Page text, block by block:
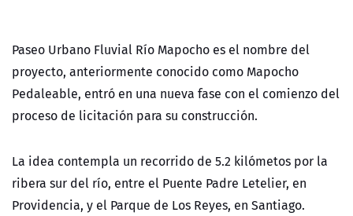
Paseo Urbano Fluvial Río Mapocho es el nombre del
proyecto, anteriormente conocido como Mapocho
Pedaleable, entró en una nueva fase con el comienzo del
proceso de licitación para su construcción.
La idea contempla un recorrido de 5.2 kilómetos por la
ribera sur del río, entre el Puente Padre Letelier, en
Providencia, y el Parque de Los Reyes, en Santiago.